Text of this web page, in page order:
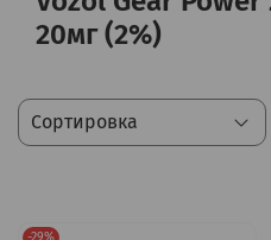
20мг (2%)